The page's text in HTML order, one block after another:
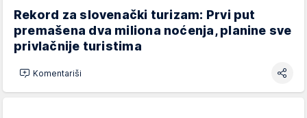
Rekord za slovenački turizam: Prvi put
premašena dva miliona noćenja, planine sve
privlačnije turistima
Komentariši